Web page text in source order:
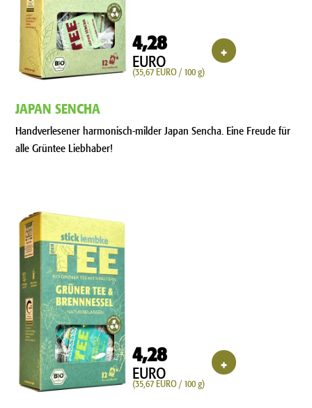
4,28
EURO
(35,67 EURO / 100 g)
+
JAPAN SENCHA
Handverlesener harmonisch-milder Japan Sencha. Eine Freude für
alle Grüntee Liebhaber!
4,28
EURO
(35,67 EURO / 100 g)
+